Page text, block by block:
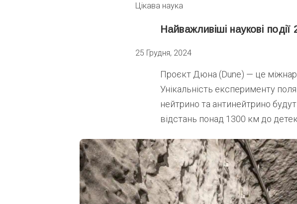
Цікава наука
Найважливіші наукові події
25 Грудня, 2024
Проєкт Дюна (Dune) — це
Унікальність експерименту
нейтрино та антинейтрино
відстань понад 1300 км до